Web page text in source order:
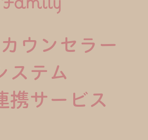
ウンセラー
ステム
携サービス